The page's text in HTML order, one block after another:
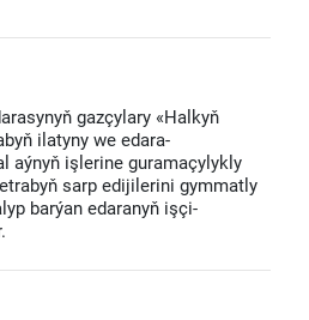
gazçylary «Halkyň
ilatyny we edara-
aýnyň işlerine guramaçylykly
sarp edijilerini gymmatly
barýan edaranyň işçi-